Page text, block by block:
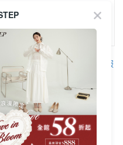
因拍攝燈光環境或個人螢幕
成部份色差現象，顏色以實
客服
查看全部